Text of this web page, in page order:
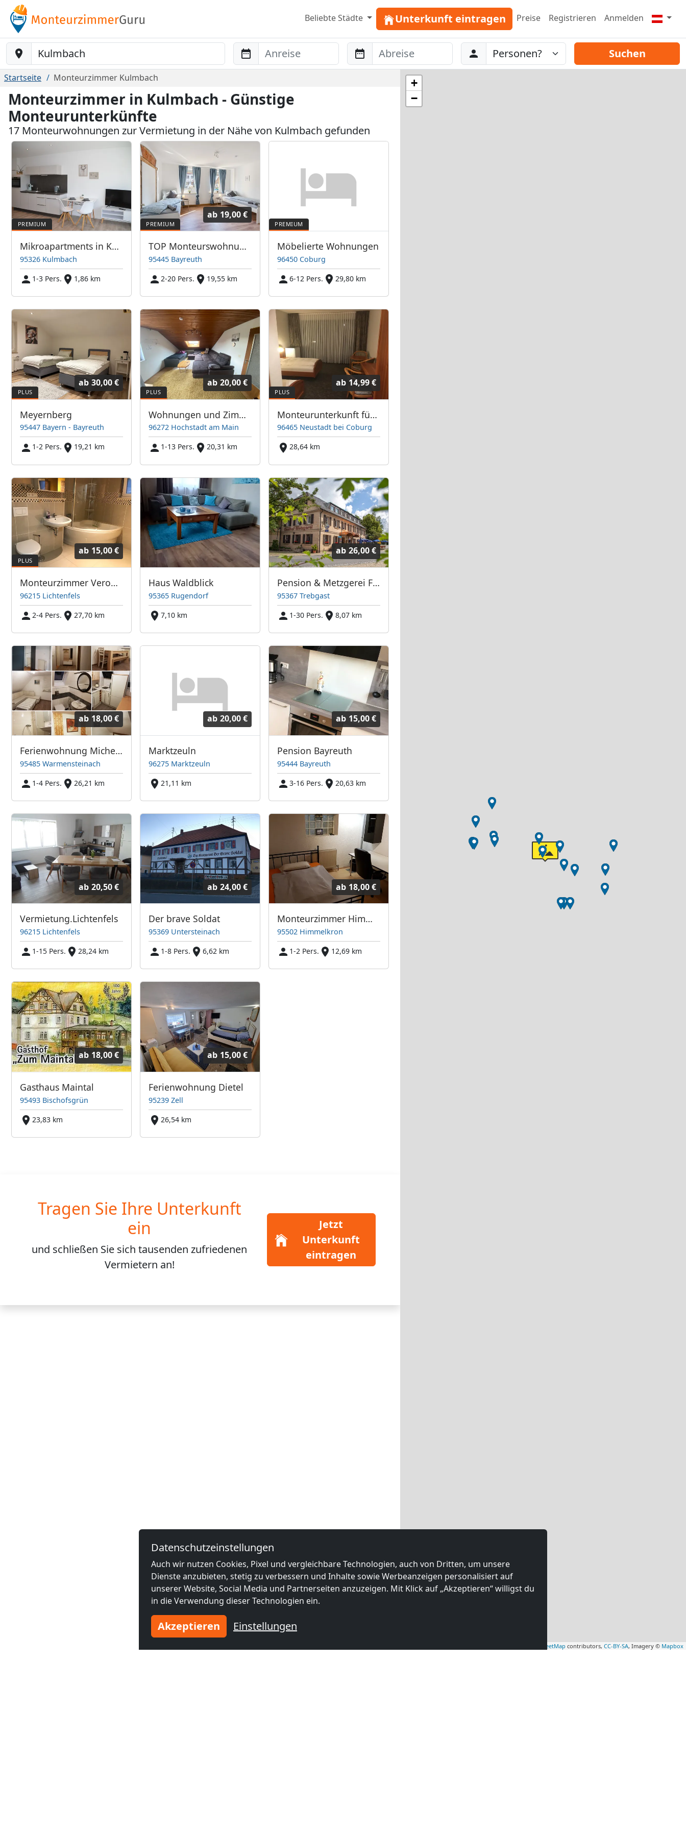
Beliebte Städte Unterkunft eintragen Preise Registrieren Anmelden
Baustelle-Location Anreise Abreise Abreise
Personen Suchen
Startseite Monteurzimmer Kulmbach
Monteurzimmer in Kulmbach - Günstige
Monteurunterkünfte
17 Monteurwohnungen zur Vermietung in der Nähe von Kulmbach gefunden
Mikroapartments in Kulmbach mit 25 oder 33 qm Wohnfläche
95326 Kulmbach
1-3 Pers.
1,86 km
ab 19,00 €
TOP Monteurswohnungen in Bayreuth
95445 Bayreuth
2-20 Pers.
19,55 km
Möbelierte Wohnungen
96450 Coburg
6-12 Pers.
29,80 km
ab 30,00 €
Meyernberg
95447 Bayern - Bayreuth
1-2 Pers.
19,21 km
ab 20,00 €
Wohnungen und Zimmer für Monteure
96272 Hochstadt am Main
1-13 Pers.
20,31 km
ab 14,99 €
Monteurunterkunft für bis zu 49 Personen
96465 Neustadt bei Coburg
28,64 km
ab 15,00 €
Monteurzimmer Veronika
96215 Lichtenfels
2-4 Pers.
27,70 km
Haus Waldblick
95365 Rugendorf
7,10 km
ab 26,00 €
Pension & Metzgerei Friedrich Trebgast
95367 Trebgast
1-30 Pers.
8,07 km
ab 18,00 €
Ferienwohnung Michelle
95485 Warmensteinach
1-4 Pers.
26,21 km
ab 20,00 €
Marktzeuln
96275 Marktzeuln
21,11 km
ab 15,00 €
Pension Bayreuth
95444 Bayreuth
3-16 Pers.
20,63 km
ab 20,50 €
Vermietung.Lichtenfels
96215 Lichtenfels
1-15 Pers.
28,24 km
ab 24,00 €
Der brave Soldat
95369 Untersteinach
1-8 Pers.
6,62 km
ab 18,00 €
Monteurzimmer Himmelkron
95502 Himmelkron
1-2 Pers.
12,69 km
ab 18,00 €
Gasthaus Maintal
95493 Bischofsgrün
23,83 km
ab 15,00 €
Ferienwohnung Dietel
95239 Zell
26,54 km
Tragen Sie Ihre Unterkunft
ein
und schließen Sie sichtausenden zufriedenen
Vermietern an!
Jetzt
Unterkunft
eintragen
+
−
OpenStreetMap contributors, CC-BY-SA, Imagery © Mapbox
Datenschutzeinstellungen
Auch wir nutzen Cookies, Pixel und vergleichbare Technologien, auch von Dritten, um unsere
Dienste anzubieten, stetig zu verbessern und Inhalte sowie Werbeanzeigen personalisiert auf
unserer Website, Social Media und Partnerseiten anzuzeigen. Mit Klick auf „Akzeptieren“ willigst du
in die Verwendung dieser Technologien ein.
Akzeptieren Einstellungen